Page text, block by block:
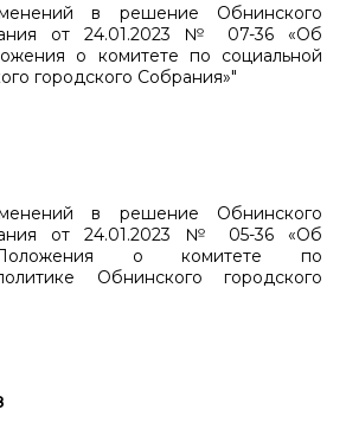
в решение Обнинского
от 24.01.2023 № 07-36 «Об
о комитете по социальной
городского Собрания»"
в решение Обнинского
от 24.01.2023 № 05-36 «Об
о комитете по
Обнинского городского